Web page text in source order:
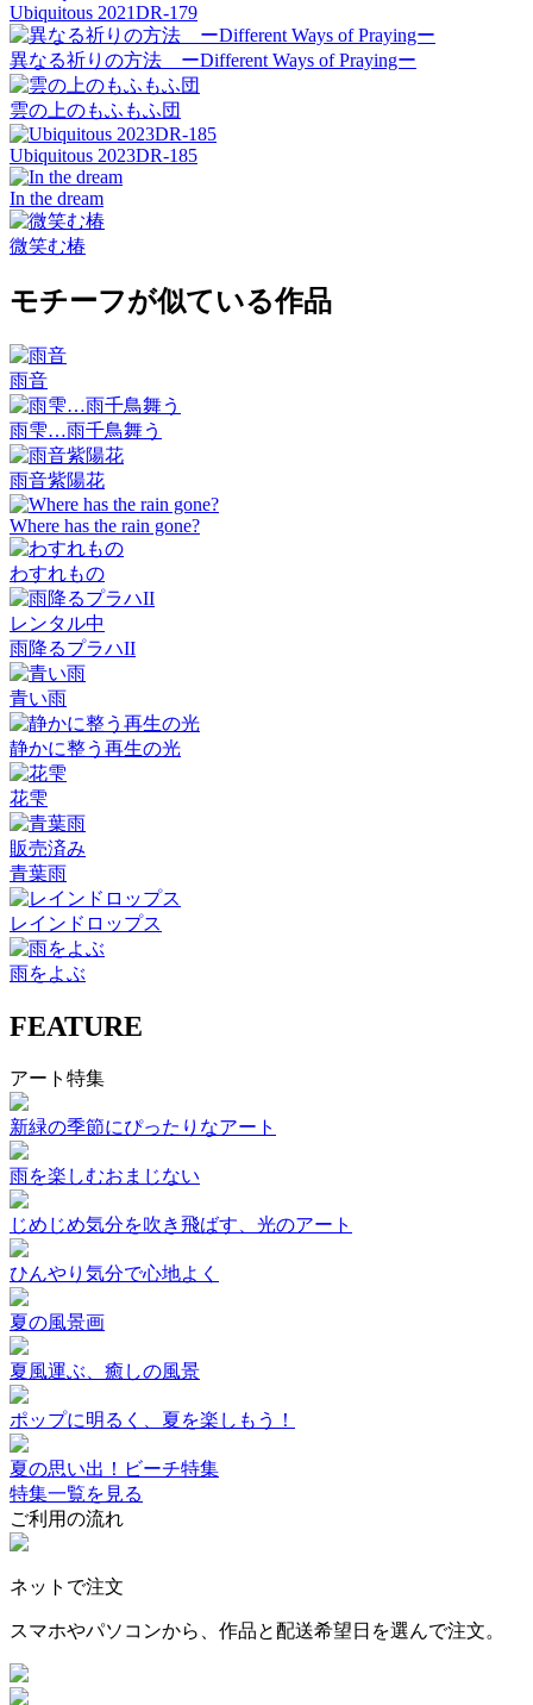
Ubiquitous 2021DR-179
異なる祈りの方法 ーDifferent Ways of Prayingー
雲の上のもふもふ団
Ubiquitous 2023DR-185
In the dream
微笑む椿
モチーフが似ている作品
雨音
雨雫…雨千鳥舞う
雨音紫陽花
Where has the rain gone?
わすれもの
レンタル中
雨降るプラハII
青い雨
静かに整う再生の光
花雫
販売済み
青葉雨
レインドロップス
雨をよぶ
FEATURE
アート特集
新緑の季節にぴったりなアート
雨を楽しむおまじない
じめじめ気分を吹き飛ばす、光のアート
ひんやり気分で心地よく
夏の風景画
夏風運ぶ、癒しの風景
ポップに明るく、夏を楽しもう！
夏の思い出！ビーチ特集
特集一覧を見る
ご利用の流れ
ネットで注文
スマホやパソコンから、作品と配送希望日を選んで注文。